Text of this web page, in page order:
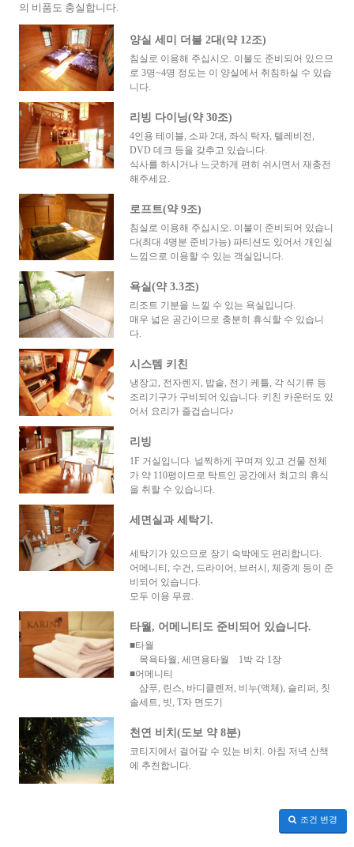
의 비품도 충실합니다.
양실 세미 더블 2대(약 12조)
침실로 이용해 주십시오. 이불도 준비되어 있으므
로 3명~4명 정도는 이 양실에서 취침하실 수 있습
니다.
리빙 다이닝(약 30조)
4인용 테이블, 소파 2대, 좌식 탁자, 텔레비전,
DVD 데크 등을 갖추고 있습니다.
식사를 하시거나 느긋하게 편히 쉬시면서 재충전
해주세요.
로프트(약 9조)
침실로 이용해 주십시오. 이불이 준비되어 있습니
다(최대 4명분 준비가능) 파티션도 있어서 개인실
느낌으로 이용할 수 있는 객실입니다.
욕실(약 3.3조)
리조트 기분을 느낄 수 있는 욕실입니다.
매우 넓은 공간이므로 충분히 휴식할 수 있습니
다.
시스템 키친
냉장고, 전자렌지, 밥솥, 전기 케틀, 각 식기류 등
조리기구가 구비되어 있습니다. 키친 카운터도 있
어서 요리가 즐겁습니다♪
리빙
1F 거실입니다. 널찍하게 꾸며져 있고 건물 전체
가 약 110평이므로 탁트인 공간에서 최고의 휴식
을 취할 수 있습니다.
세면실과 세탁기.
세탁기가 있으므로 장기 숙박에도 편리합니다.
어메니티, 수건, 드라이어, 브러시, 체중계 등이 준
비되어 있습니다.
모두 이용 무료.
타월, 어메니티도 준비되어 있습니다.
■타월
목욕타월, 세면용타월 1박 각 1장
■어메니티
샴푸, 린스, 바디클렌저, 비누(액체), 슬리퍼, 칫
솔세트, 빗, T자 면도기
천연 비치(도보 약 8분)
코티지에서 걸어갈 수 있는 비치. 아침 저녁 산책
에 추천합니다.
조건 변경